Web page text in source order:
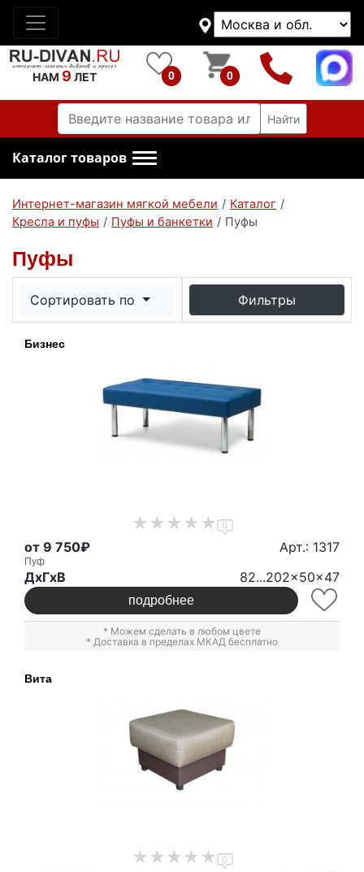
НАМ 9 ЛЕТ 0 0
Найти
Каталог товаров
Интернет-магазин мягкой мебели / Каталог /
Кресла и пуфы / Пуфы и банкетки / Пуфы
Пуфы
Сортировать по Фильтры
Бизнес
0
от 9 750₽ Арт.: 1317
Пуф
ДxГxВ 82...202x50x47
подробнее
* Можем сделать в любом цвете
* Доставка в пределах МКАД бесплатно
Вита
0